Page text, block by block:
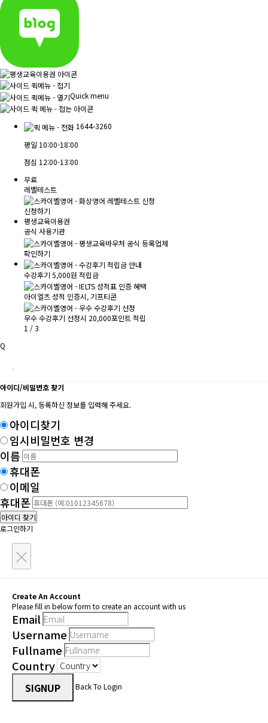
Quick menu
1644-3260
평일 10:00-18:00
점심 12:00-13:00
무료
레벨테스트
신청하기
평생교육이용권
공식 사용기관
확인하기
수강후기 5,000원 적립금
아이엘츠 성적 인증시, 기프티콘
우수 수강후기 선정시 20,000포인트 적립
1 /3
Q
아이디/비밀번호 찾기
회원가입 시, 등록하신 정보를 입력해 주세요.
아이디찾기
임시비밀번호 변경
이름
휴대폰
이메일
휴대폰
아이디 찾기
로그인하기
×
Create An Account
Please fill in below form to create an account with us
Email
Username
Fullname
Country
SIGNUP Back To Login